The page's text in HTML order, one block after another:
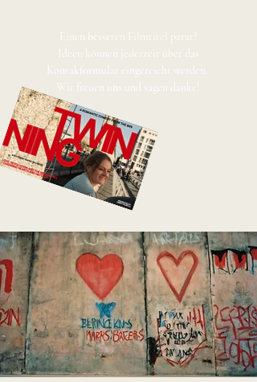
Einen besseren Filmtitel parat?
Kontakformular eingereicht werden.
Wir freuen uns und sagen danke!